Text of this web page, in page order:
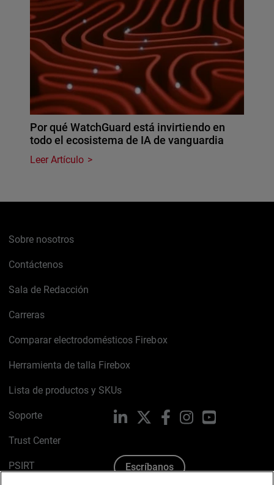
Por qué WatchGuard está invirtiendo en
todo el ecosistema de IA de vanguardia
Leer Artículo
Sobre nosotros
Contáctenos
Sala de Redacción
Carreras
Comparar electrodomésticos Firebox
Herramienta de talla Firebox
Lista de productos y SKUs
Soporte
Trust Center
PSIRT
LinkedIn FacebookInstagramYouTube
Escríbanos